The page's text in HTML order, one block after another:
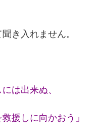
き入れません。
は出来ぬ、
援しに向かおう」